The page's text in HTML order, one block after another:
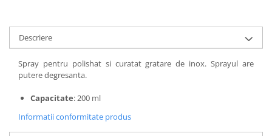
ȘEMINEE ȘI ÎNCĂLZITOARE DE
TERASĂ
Descriere
Spray pentru polishat si curatat gratare de inox. Sprayul are
putere degresanta.
Capacitate: 200 ml
Informatii conformitate produs